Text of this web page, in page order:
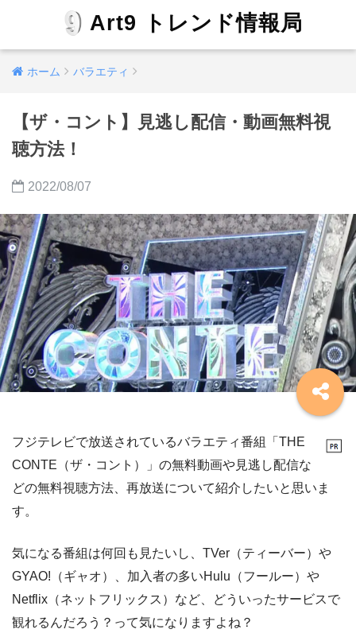
Art9 トレンド情報局
ホーム バラエティ
【ザ・コント】見逃し配信・動画無料視
聴方法！
2022/08/07
フジテレビで放送されているバラエティ番組「THE
CONTE（ザ・コント）」の無料動画や見逃し配信な
どの無料視聴方法、再放送について紹介したいと思いま
す。
気になる番組は何回も見たいし、TVer（ティーバー）や
GYAO!（ギャオ）、加入者の多いHulu（フールー）や
Netflix（ネットフリックス）など、どういったサービスで
観れるんだろう？って気になりますよね？